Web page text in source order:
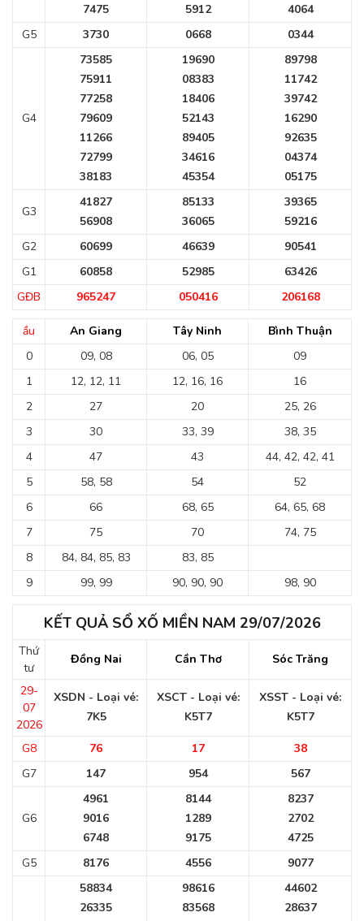
7475
5912
4064
G5
3730 0668 0344
G4
73585
75911
77258
79609
11266
72799
38183
19690
08383
18406
52143
89405
34616
45354
89798
11742
39742
16290
92635
04374
05175
G3
41827
56908
85133
36065
39365
59216
G2
60699 46639
90541
G1
60858 52985
63426
GĐB
965247 050416 206168
ầu An Giang Tây Ninh
Bình Thuận
0
09, 08 06, 05
09
1
12, 12, 11 12, 16, 16
16
2
27 20
25, 26
3
30 33, 39
38, 35
4
47 43
44, 42, 42, 41
5
58, 58 54
52
6
66 68, 65
64, 65, 68
7
75 70
74, 75
8
84, 84, 85, 83
83, 85
9
99, 99 90, 90, 90 98, 90
KẾT QUẢ SỔ XỐ MIỀN NAM 29/07/2026
Thứ
tư
Đồng Nai Cần Thơ Sóc Trăng
29-
07
2026
XSDN - Loại vé:
7K5
XSCT - Loại vé:
K5T7
XSST - Loại vé:
K5T7
G8 76 17
38
G7
147 954 567
G6
4961
9016
6748
8144
1289
9175
8237
2702
4725
G5
8176 4556
9077
58834
26335
98616
83568
44602
28637